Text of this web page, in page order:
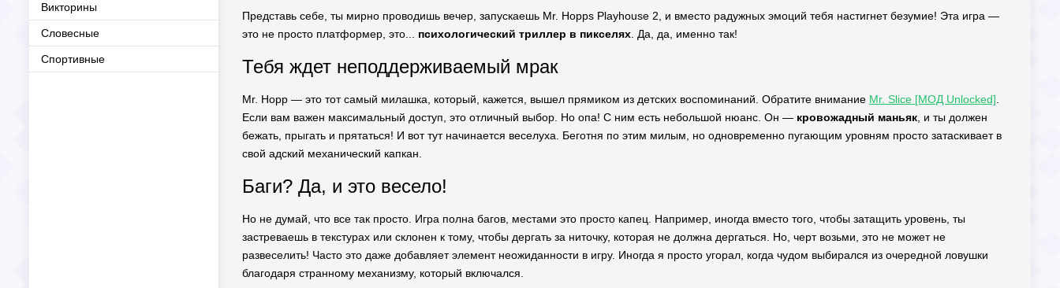
Викторины
Словесные
Спортивные
Представь себе, ты мирно проводишь вечер, запускаешь Mr. Hopps Playhouse 2, и вместо радужных эмоций тебя настигнет безумие! Эта игра —
это не просто платформер, это... психологический триллер в пикселях . Да, да, именно так!
Тебя ждет неподдерживаемый мрак
Mr. Hopp — это тот самый милашка, который, кажется, вышел прямиком из детских воспоминаний. Обратите внимание Mr. Slice [МОД Unlocked]
Если вам важен максимальный доступ, это отличный выбор. Но опа! С ним есть небольшой нюанс. Он — кровожадный маньяк , и ты должен
бежать, прыгать и прятаться! И вот тут начинается веселуха. Беготня по этим милым, но одновременно пугающим уровням просто затаскивает в
свой адский механический капкан.
Баги? Да, и это весело!
Но не думай, что все так просто. Игра полна багов, местами это просто капец. Например, иногда вместо того, чтобы затащить уровень, ты
застреваешь в текстурах или склонен к тому, чтобы дергать за ниточку, которая не должна дергаться. Но, черт возьми, это не может не
развеселить! Часто это даже добавляет элемент неожиданности в игру. Иногда я просто угорал, когда чудом выбирался из очередной ловушки
благодаря странному механизму, который включался.